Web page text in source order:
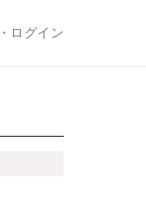
ログイン